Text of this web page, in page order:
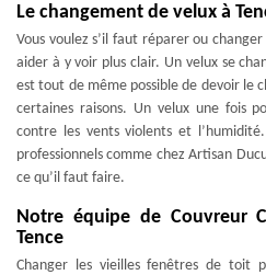
Le changement de velux à
Vous voulez s’il faut réparer ou
aider à y voir plus clair. Un velux se
est tout de même possible de devoir le
certaines raisons. Un velux une fois
contre les vents violents et
professionnels comme chez Artisan
ce qu’il faut faire.
Notre équipe de Couvreur
Tence
Changer les vieilles fenêtres de toit